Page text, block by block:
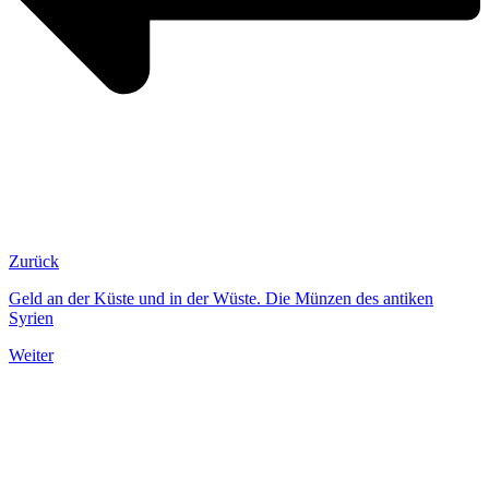
Zurück
Geld an der Küste und in der Wüste. Die Münzen des antiken
Syrien
Weiter